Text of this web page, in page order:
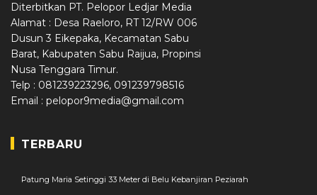
Diterbitkan PT. Pelopor Ledjar Media
Alamat : Desa Raeloro, RT 12/RW 006
Dusun 3 Eikepaka, Kecamatan Sabu
Barat, Kabupaten Sabu Raijua, Propinsi
Nusa Tenggara Timur.
Telp : 081239223296, 091239798516
Email : pelopor9media@gmail.com
TERBARU
Patung Maria Setinggi 33 Meter di Belu Kebanjiran Peziarah